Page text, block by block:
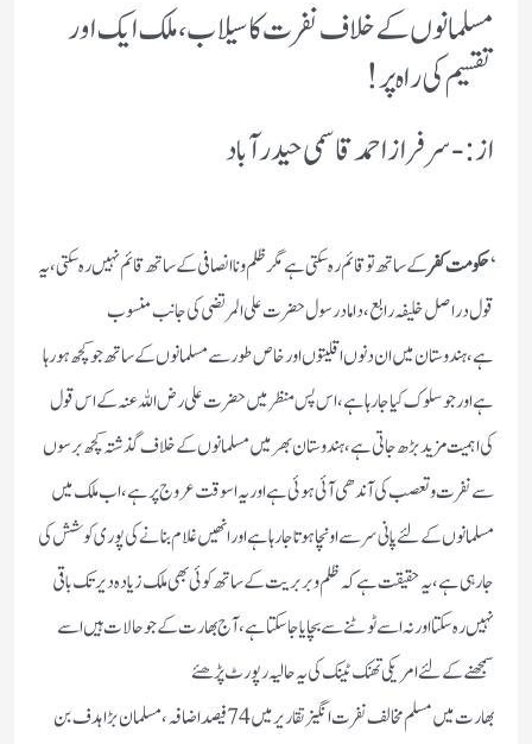
مسلمانوں کے خلاف نفرت کا سیلاب،ملک ایک اور
تقسیم کی راہ پر!
از:- سرفرازاحمد قاسمی حیدرآباد
‘حکومت کفرکے ساتھ تو قائم رہ سکتی ہے مگر ظلم و نا انصافی کے ساتھ قائم نہیں رہ سکتی،یہ
قول دراصل خلیفہ رابع،داماد رسول حضرت علی المرتضی کی جانب منسوب
ہے،ہندوستان میں ان دنوں اقلیتوں اور خاص طور سے مسلمانوں کے ساتھ جوکچھ ہورہا
ہے اور جوسلوک کیاجارہاہے،اس پس منظر میں حضرت علی رض اللہ عنہ کے اس قول
کی اہمیت مزید بڑھ جاتی ہے،ہندوستان بھر میں مسلمانوں کے خلاف گذشتہ کچھ برسوں
سے نفرت وتعصب کی آندھی آئی ہوئی ہے اور یہ اسوقت عروج پر ہے،اب ملک میں
مسلمانوں کےلئے پانی سرسے اونچا ہوتا جارہا ہے اور انھیں غلام بنانے کی پوری کوشش کی
جارہی ہے،یہ حقیقت ہے کہ ظلم وبر بریت کے ساتھ کوئی بھی ملک زیادہ دیر تک باقی
نہیں رہ سکتا اور نہ اسے ٹوٹنے سے بچایا جاسکتاہے،آج بھارت کے جو حالات ہیں اسے
سمجھنے کےلئے امریکی تھنک ٹینک کی یہ حالیہ رپورٹ پڑھئے
بھارت میں مسلم مخالف نفرت انگیز تقاریر میں 74 فیصد اضافہ،مسلمان بڑا ہدف بن